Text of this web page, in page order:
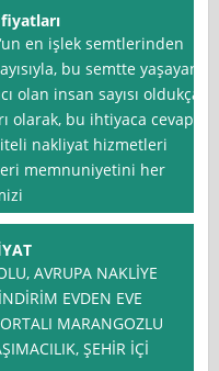
en işlek semtlerinden
bu semtte yaşayan
olan insan sayısı oldukça
olarak, bu ihtiyaca cevap
nakliyat hizmetleri
memnuniyetini her
AVRUPA NAKLİYE
EVDEN EVE
MARANGOZLU
ŞEHİR İÇİ